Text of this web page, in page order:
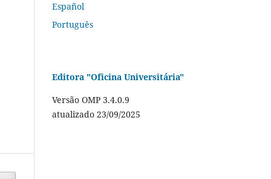
Español
Português
Editora "Oficina Universitária"
Versão OMP 3.4.0.9
atualizado 23/09/2025